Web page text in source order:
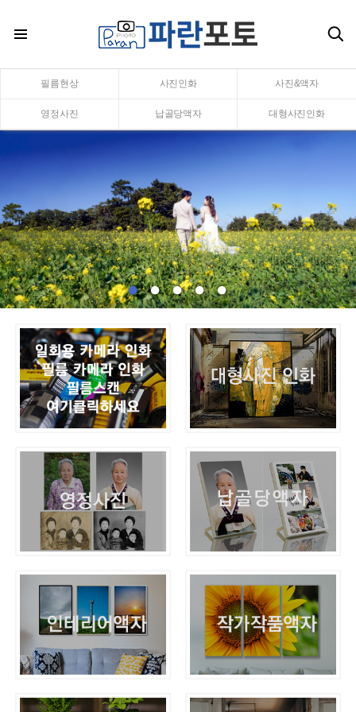
필름현상 사진인화 사진&액자
영정사진 납골당액자 대형사진인화